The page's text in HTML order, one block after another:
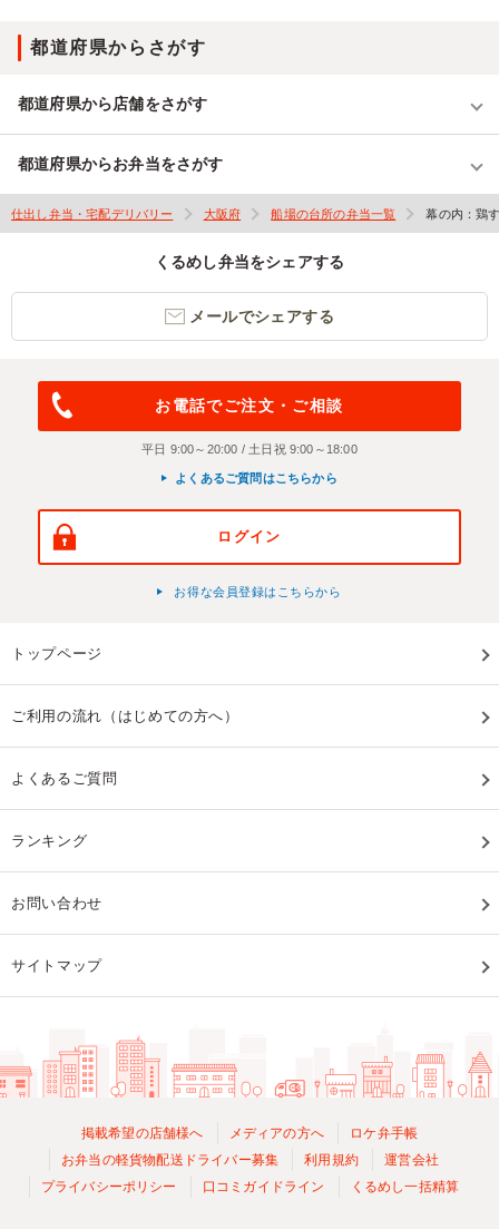
都道府県からさがす
都道府県から店舗をさがす
都道府県からお弁当をさがす
仕出し弁当・宅配デリバリー 大阪府 船場の台所の弁当一覧 幕の内：鶏
くるめし弁当をシェアする
メールでシェアする
お電話でご注文・ご相談
平日 9:00～20:00 / 土日祝 9:00～18:00
よくあるご質問はこちらから
ログイン
お得な会員登録はこちらから
トップページ
ご利用の流れ（はじめての方へ）
よくあるご質問
ランキング
お問い合わせ
サイトマップ
掲載希望の店舗様へ メディアの方へ
ロケ弁手帳
お弁当の軽貨物配送ドライバー募集
利用規約
運営会社
プライバシーポリシー
口コミガイドライン くるめし一括精算